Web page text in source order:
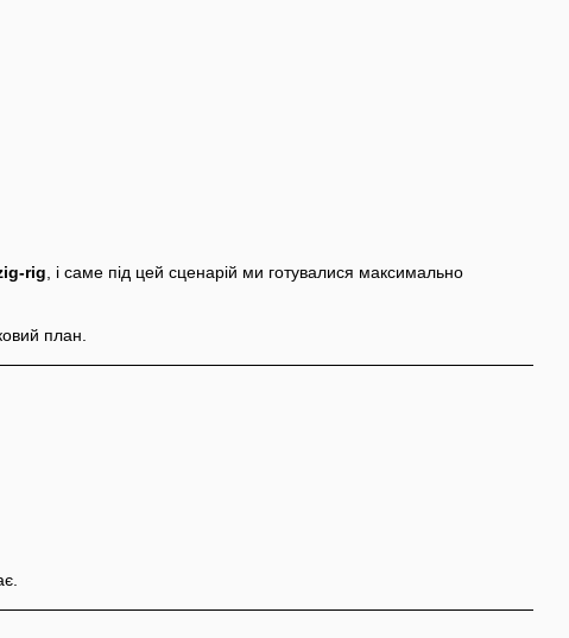
rig, і саме під цей сценарій ми готувалися максимально
план.